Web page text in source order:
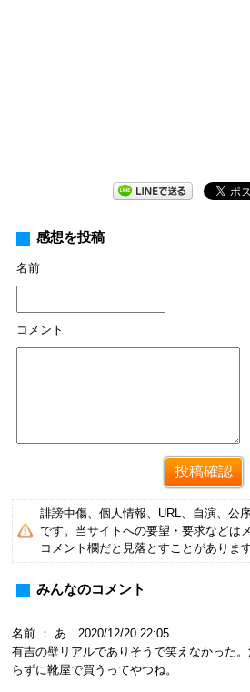
感想を投稿
名前
コメント
誹謗中傷、個人情報、URL、自演、公
です。当サイトへの要望・要求などは
コメント欄だと見落とすことがあります
みんなのコメント
名前 ： あ 2020/12/20 22:05
有吉の壁リアルでありそうで笑えなかった
らずに靴屋で買うってやつね。